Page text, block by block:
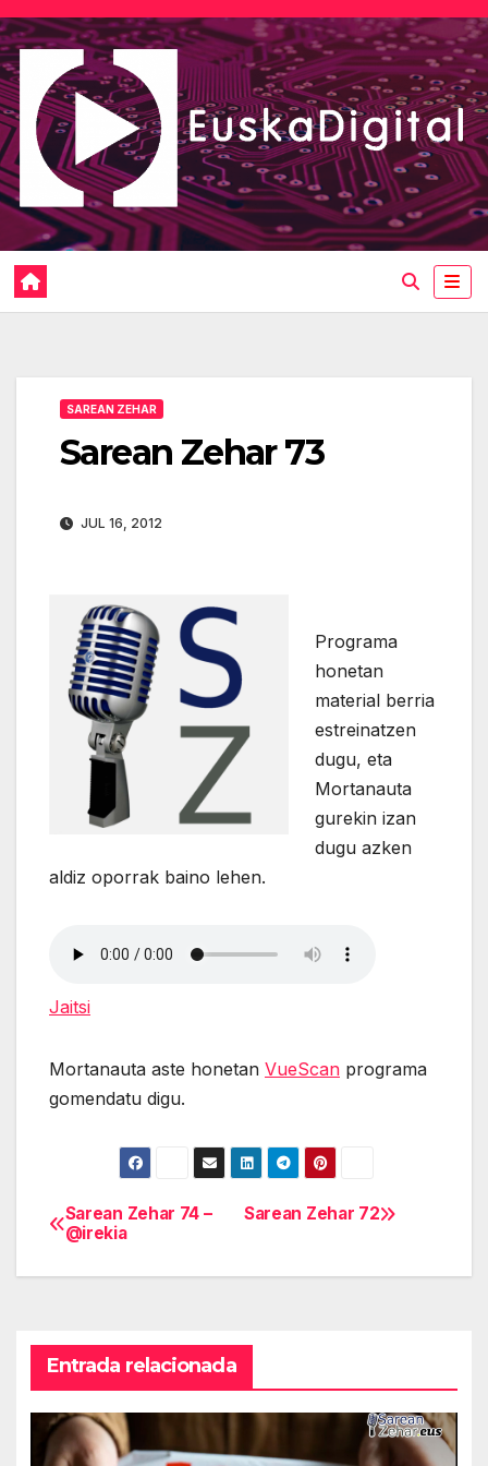
Saltar
al
contenido
SAREAN ZEHAR
Sarean Zehar 73
JUL 16, 2012
Programa
honetan
material berria
estreinatzen
dugu, eta
Mortanauta
gurekin izan
dugu azken
aldiz oporrak baino lehen.
Jaitsi
Mortanauta aste honetan VueScan programa
gomendatu digu.
Navegación
de
Sarean Zehar 72
Sarean Zehar 74 –
@irekia
Entrada relacionada